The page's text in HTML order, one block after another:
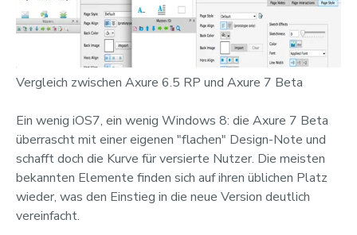
Vergleich zwischen Axure 6.5 RP und Axure 7 Beta
Ein wenig iOS7, ein wenig Windows 8: die Axure 7 Beta
überrascht mit einer eigenen "flachen" Design-Note und
schafft doch die Kurve für versierte Nutzer. Die meisten
bekannten Elemente finden sich auf ihren üblichen Platz
wieder, was den Einstieg in die neue Version deutlich
vereinfacht.